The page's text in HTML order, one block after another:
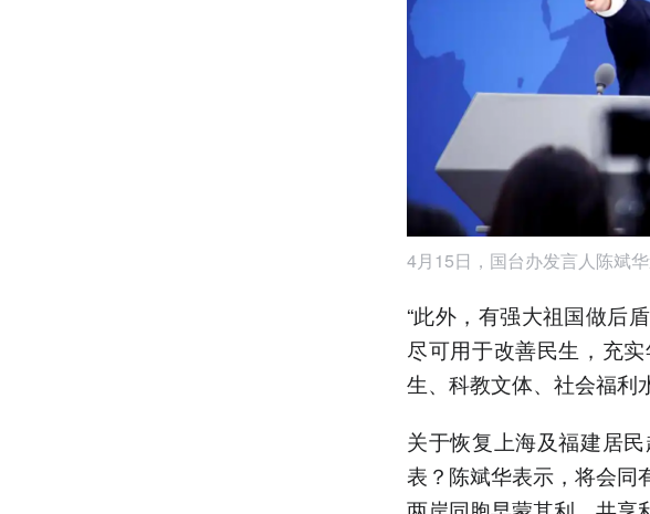
4月15日，国台办发言人陈斌
“此外，有强大祖国做后
尽可用于改善民生，充
生、科教文体、社会福利
关于恢复上海及福建居
表？陈斌华表示，将会同